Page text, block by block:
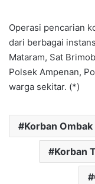
Operasi pencarian
dari berbagai
Mataram, Sat
Polsek Ampenan,
warga sekitar. (*)
Korban
Korban